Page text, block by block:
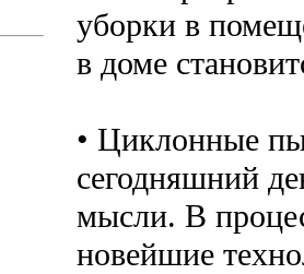
уборки в
в доме
• Циклонные
сегодняшний
мысли. В
новейшие